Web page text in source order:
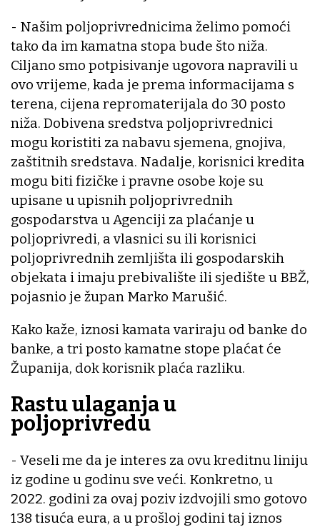
- Našim poljoprivrednicima želimo pomoći
tako da im kamatna stopa bude što niža.
Ciljano smo potpisivanje ugovora napravili u
ovo vrijeme, kada je prema informacijama s
terena, cijena repromaterijala do 30 posto
niža. Dobivena sredstva poljoprivrednici
mogu koristiti za nabavu sjemena, gnojiva,
zaštitnih sredstava. Nadalje, korisnici kredita
mogu biti fizičke i pravne osobe koje su
upisane u upisnih poljoprivrednih
gospodarstva u Agenciji za plaćanje u
poljoprivredi, a vlasnici su ili korisnici
poljoprivrednih zemljišta ili gospodarskih
objekata i imaju prebivalište ili sjedište u BBŽ,
pojasnio je župan Marko Marušić.
Kako kaže, iznosi kamata variraju od banke do
banke, a tri posto kamatne stope plaćat će
Županija, dok korisnik plaća razliku.
Rastu ulaganja u
poljoprivredu
- Veseli me da je interes za ovu kreditnu liniju
iz godine u godinu sve veći. Konkretno, u
2022. godini za ovaj poziv izdvojili smo gotovo
138 tisuća eura, a u prošloj godini taj iznos